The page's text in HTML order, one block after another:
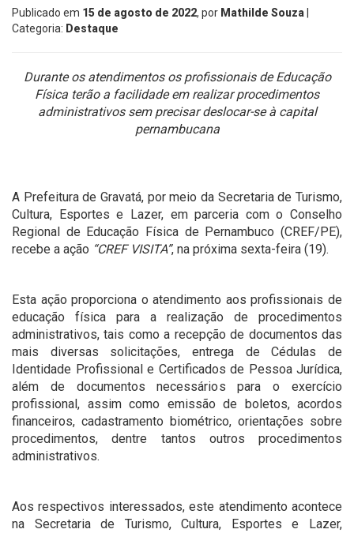
Publicado em 15 de agosto de 2022, por Mathilde Souza
Categoria: Destaque
Durante os atendimentos os profissionais de Educação
Física terão a facilidade em realizar procedimentos
administrativos sem precisar deslocar-se à capital
pernambucana
A Prefeitura de Gravatá, por meio da Secretaria de Turismo,
Cultura, Esportes e Lazer, em parceria com o Conselho
Regional de Educação Física de Pernambuco (CREF/PE),
recebe a ação “CREF VISITA”, na próxima sexta-feira (19).
Esta ação proporciona o atendimento aos profissionais de
educação física para a realização de procedimentos
administrativos, tais como a recepção de documentos das
mais diversas solicitações, entrega de Cédulas de
Identidade Profissional e Certificados de Pessoa Jurídica,
além de documentos necessários para o exercício
profissional, assim como emissão de boletos, acordos
financeiros, cadastramento biométrico, orientações sobre
procedimentos, dentre tantos outros procedimentos
administrativos.
Aos respectivos interessados, este atendimento acontece
na Secretaria de Turismo, Cultura, Esportes e Lazer,